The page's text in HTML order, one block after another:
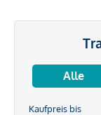
Alle
Kaufpreis bis